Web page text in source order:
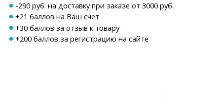
-290 руб. на доставку при заказе от 3000 руб.
+21 баллов на Ваш счет
+30 баллов за отзыв к товару
+200 баллов за регистрацию на сайте